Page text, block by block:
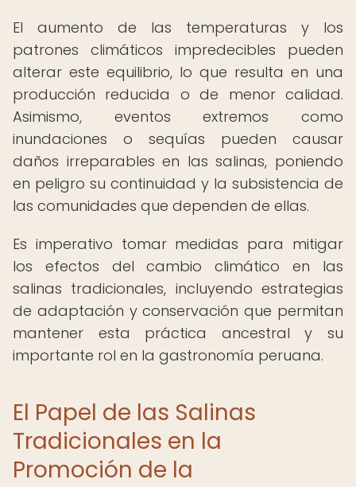
El aumento de las temperaturas y los
patrones climáticos impredecibles pueden
alterar este equilibrio, lo que resulta en una
producción reducida o de menor calidad.
Asimismo, eventos extremos como
inundaciones o sequías pueden causar
daños irreparables en las salinas, poniendo
en peligro su continuidad y la subsistencia de
las comunidades que dependen de ellas.
Es imperativo tomar medidas para mitigar
los efectos del cambio climático en las
salinas tradicionales, incluyendo estrategias
de adaptación y conservación que permitan
mantener esta práctica ancestral y su
importante rol en la gastronomía peruana.
El Papel de las Salinas
Tradicionales en la
Promoción de la